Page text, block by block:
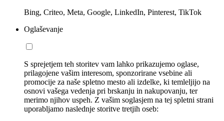
Bing, Criteo, Meta, Google, LinkedIn, Pinterest, TikTok
Oglaševanje
S sprejetjem teh storitev vam lahko prikazujemo oglase,
prilagojene vašim interesom, sponzorirane vsebine ali
promocije za naše spletno mesto ali izdelke, ki temleljijo na
osnovi vašega vedenja pri brskanju in nakupovanju, ter
merimo njihov uspeh. Z vašim soglasjem na tej spletni strani
uporabljamo naslednje storitve tretjih oseb: